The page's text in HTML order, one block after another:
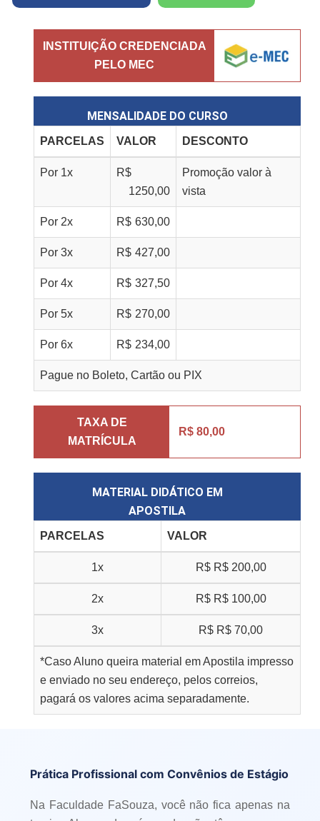
INSTITUIÇÃO CREDENCIADA
PELO MEC
MENSALIDADE DO CURSO
PARCELAS VALOR DESCONTO
Por 1x
R$
1250,00
Promoção valor à
vista
Por 2x R$ 630,00
Por 3x R$ 427,00
Por 4x R$ 327,50
Por 5x R$ 270,00
Por 6x R$ 234,00
Pague no Boleto, Cartão ou PIX
TAXA DE
MATRÍCULA
R$ 80,00
MATERIAL DIDÁTICO EM
APOSTILA
PARCELAS VALOR
1x R$ R$ 200,00
2x R$ R$ 100,00
3x R$ R$ 70,00
*Caso Aluno queira material em Apostila impresso
e enviado no seu endereço, pelos correios,
pagará os valores acima separadamente.
Prática Profissional com Convênios de Estágio
Na Faculdade FaSouza, você não fica apenas na